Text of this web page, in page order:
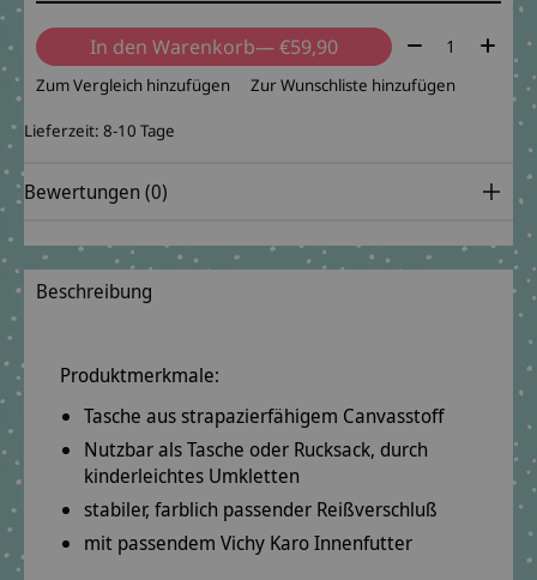
In den Warenkorb — €59,90 Menge:
Zum Vergleich hinzufügen Zur Wunschliste hinzufügen
Lieferzeit: 8-10 Tage
Bewertungen (0)
Beschreibung
Produktmerkmale:
Tasche ausstrapazierfähigem Canvasstoff
Nutzbar alsTasche oder Rucksack, durch
kinderleichtes Umkletten
stabiler, farblich passender Reißverschluß
mit passendem Vichy Karo Innenfutter